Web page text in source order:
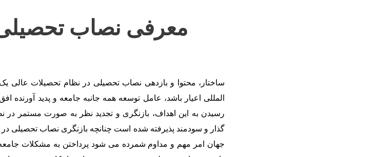
معرفی نصاب
ساختار، محتوا و بازدهی نصاب تحصیلی در نظام تحصیلات عالی
المللی اعیار باشد، عامل توسعه همه جانبه جامعه و پدید
رسیدن به این اهداف، بازنگری و تجدید نظر به صورت مستمر در
گذار و سودمند پذیرفته شده است چنانچه بازنگری نصاب تحصیلی
جهان امر مهم و مداوم شمرده می شود پرداختن به مشکلات جامعه